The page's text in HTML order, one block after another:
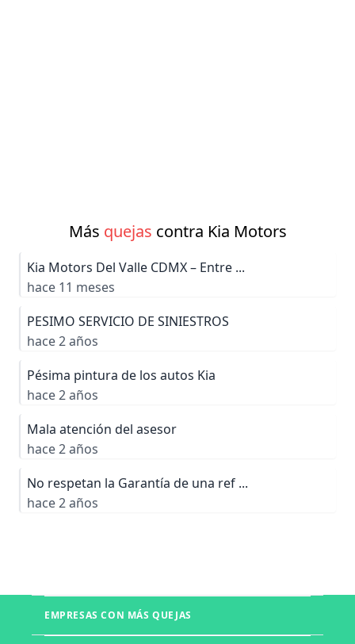
Más quejas contra Kia Motors
Kia Motors Del Valle CDMX – Entre ...
hace 11 meses
PESIMO SERVICIO DE SINIESTROS
hace 2 años
Pésima pintura de los autos Kia
hace 2 años
Mala atención del asesor
hace 2 años
No respetan la Garantía de una ref ...
hace 2 años
EMPRESAS CON MÁS QUEJAS